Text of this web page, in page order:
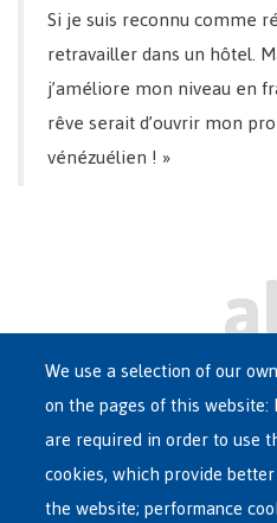
Si je suis reconnu comme
retravailler dans un hôtel.
j’améliore mon niveau en
rêve serait d’ouvrir mon
vénézuélien ! »
Main
menu
ASYLUM IN BELGIUM
RECEPTION CENTRES
We use a selection of our
on the pages of this
are required in order to use
cookies, which provide
the website; performance